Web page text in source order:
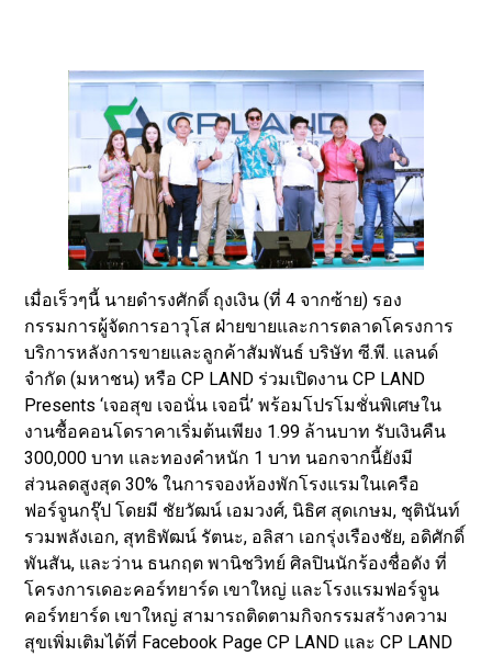
เมื่อเร็วๆนี้ นายดำรงศักดิ์ ถุงเงิน (ที่ 4 จากซ้าย) รอง
กรรมการผู้จัดการอาวุโส ฝ่ายขายและการตลาดโครงการ
บริการหลังการขายและลูกค้าสัมพันธ์ บริษัท ซี.พี. แลนด์
จำกัด (มหาชน) หรือ CP LAND ร่วมเปิดงาน CP LAND
Presents ‘เจอสุข เจอนั่น เจอนี่’ พร้อมโปรโมชั่นพิเศษใน
งานซื้อคอนโดราคาเริ่มต้นเพียง 1.99 ล้านบาท รับเงินคืน
300,000 บาท และทองคำหนัก 1 บาท นอกจากนี้ยังมี
ส่วนลดสูงสุด 30% ในการจองห้องพักโรงแรมในเครือ
ฟอร์จูนกรุ๊ป โดยมี ชัยวัฒน์ เอมวงศ์, นิธิศ สุดเกษม, ชุตินันท์
รวมพลังเอก, สุทธิพัฒน์ รัตนะ, อลิสา เอกรุ่งเรืองชัย, อดิศักดิ์
พันสัน, และว่าน ธนกฤต พานิชวิทย์ ศิลปินนักร้องชื่อดัง ที่
โครงการเดอะคอร์ทยาร์ด เขาใหญ่ และโรงแรมฟอร์จูน
คอร์ทยาร์ด เขาใหญ่ สามารถติดตามกิจกรรมสร้างความ
สุขเพิ่มเติมได้ที่ Facebook Page CP LAND และ CP LAND